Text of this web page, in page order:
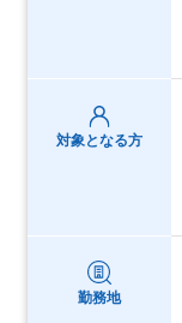
対象となる方
勤務地